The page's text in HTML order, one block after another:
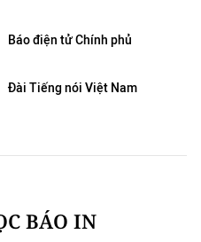
Báo điện tử Chính phủ
Đài Tiếng nói Việt Nam
BÁO IN